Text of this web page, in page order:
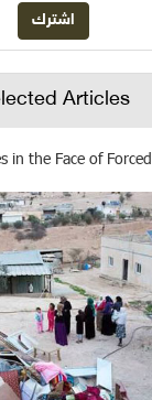
Articles
in the Face of Forced